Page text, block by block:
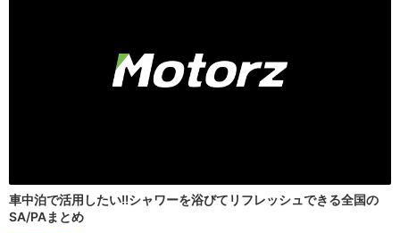
車中泊で活用したい!!シャワーを浴びてリフレッシュできる全国の
SA/PAまとめ